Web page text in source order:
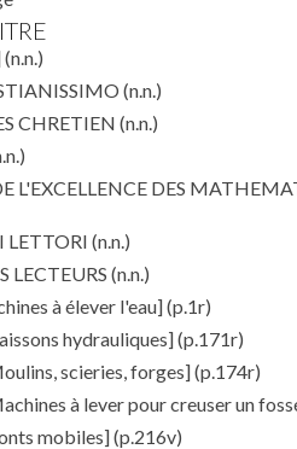
(n.n.)
(n.n.)
CHRETIEN (n.n.)
L'EXCELLENCE DES
LETTORI (n.n.)
LECTEURS (n.n.)
à élever l'eau](p.1r)
hydrauliques](p.171r)
scieries, forges](p.174r)
à lever pour creuser un
mobiles](p.216v)